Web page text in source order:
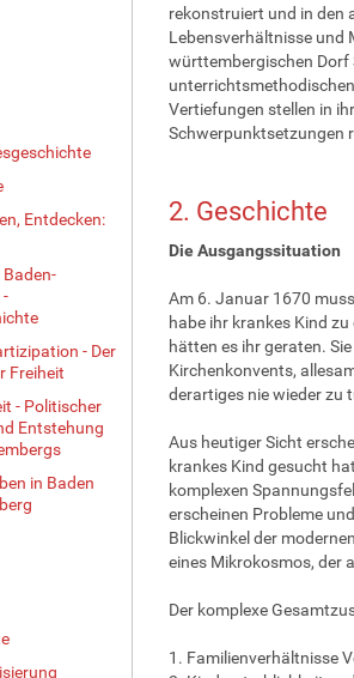
Entdecken:
-
- Der
Freiheit
- Politischer
Entstehung
in Baden
rekonstruiert und in den
Lebensverhältnisse und
württembergischen Dorf
Vertiefungen stellen in
Schwerpunktsetzungen
2. Geschichte
Die Ausgangssituation
Am 6. Januar 1670
habe ihr krankes Kind
hätten es ihr geraten.
Kirchenkonvents,
derartiges nie wieder zu
Aus heutiger Sicht
krankes Kind gesucht
komplexen
erscheinen Probleme
Blickwinkel der
eines Mikrokosmos, der
Der komplexe
1. Familienverhältnisse